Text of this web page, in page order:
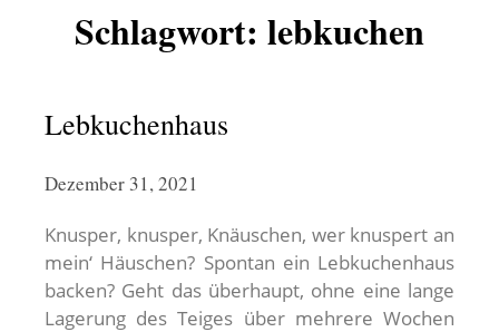
honey-and-tahini
Schlagwort: lebkuchen
Lebkuchenhaus
Dezember 31, 2021
Knusper, knusper, Knäuschen, wer knuspert an
mein‘ Häuschen? Spontan ein Lebkuchenhaus
backen? Geht das überhaupt, ohne eine lange
Lagerung des Teiges über mehrere Wochen